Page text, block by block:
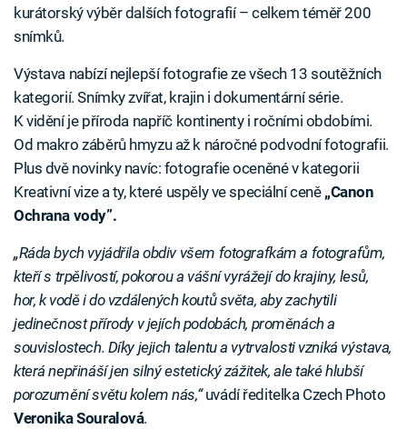
kurátorský výběr dalších fotografií – celkem téměř 200
snímků.
Výstava nabízí nejlepší fotografie ze všech 13 soutěžních
kategorií. Snímky zvířat, krajin i dokumentární série.
K vidění je příroda napříč kontinenty i ročními obdobími.
Od makro záběrů hmyzu až k náročné podvodní fotografii.
Plus dvě novinky navíc: fotografie oceněné v kategorii
Kreativní vize a ty, které uspěly ve speciální ceně „Canon
Ochrana vody”.
„Ráda bych vyjádřila obdiv všem fotografkám a fotografům,
kteří s trpělivostí, pokorou a vášní vyrážejí do krajiny, lesů,
hor, k vodě i do vzdálených koutů světa, aby zachytili
jedinečnost přírody v jejích podobách, proměnách a
souvislostech. Díky jejich talentu a vytrvalosti vzniká výstava,
která nepřináší jen silný estetický zážitek, ale také hlubší
porozumění světu kolem nás,“uvádí ředitelka Czech Photo
Veronika Souralová.